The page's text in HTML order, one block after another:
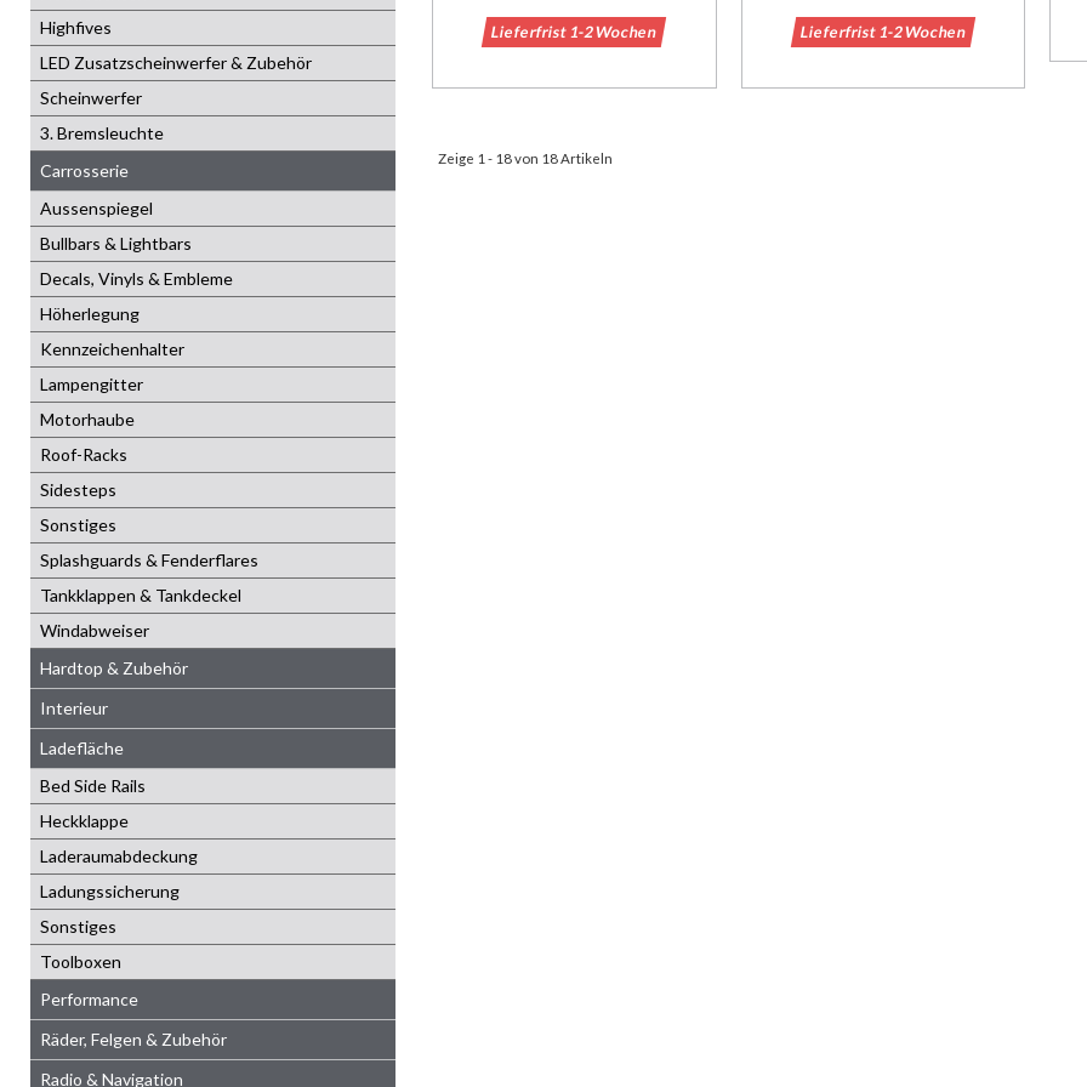
Highfives
LED Zusatzscheinwerfer & Zubehör
Scheinwerfer
3. Bremsleuchte
Carrosserie
Aussenspiegel
Bullbars & Lightbars
Decals, Vinyls & Embleme
Höherlegung
Kennzeichenhalter
Lampengitter
Motorhaube
Roof-Racks
Sidesteps
Sonstiges
Splashguards & Fenderflares
Tankklappen & Tankdeckel
Windabweiser
Hardtop & Zubehör
Interieur
Ladefläche
Bed Side Rails
Heckklappe
Laderaumabdeckung
Ladungssicherung
Sonstiges
Toolboxen
Performance
Räder, Felgen & Zubehör
Radio & Navigation
Lieferfrist 1-2 Wochen Lieferfrist 1-2 Wochen
Zeige 1 - 18 von 18 Artikeln